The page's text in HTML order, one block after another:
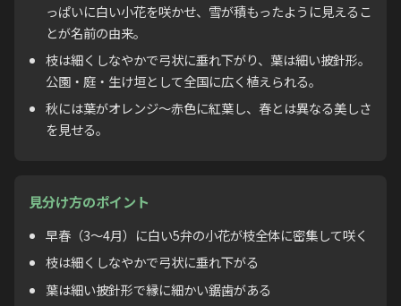
っぱいに白い小花を咲かせ、雪が積もったように見えるこ
とが名前の由来。
枝は細くしなやかで弓状に垂れ下がり、葉は細い披針形。
公園・庭・生け垣として全国に広く植えられる。
秋には葉がオレンジ〜赤色に紅葉し、春とは異なる美しさ
を見せる。
見分け方のポイント
早春（3〜4月）に白い5弁の小花が枝全体に密集して咲く
枝は細くしなやかで弓状に垂れ下がる
葉は細い披針形で縁に細かい鋸歯がある